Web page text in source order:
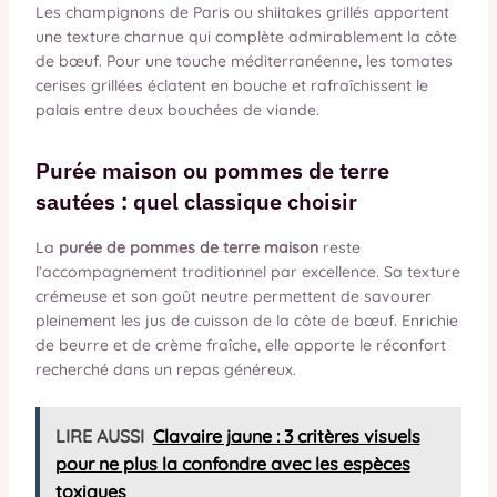
Les champignons de Paris ou shiitakes grillés apportent
une texture charnue qui complète admirablement la côte
de bœuf. Pour une touche méditerranéenne, les tomates
cerises grillées éclatent en bouche et rafraîchissent le
palais entre deux bouchées de viande.
Purée maison ou pommes de terre
sautées : quel classique choisir
La purée de pommes de terre maisonreste
l’accompagnement traditionnel par excellence. Sa texture
crémeuse et son goût neutre permettent de savourer
pleinement les jus de cuisson de la côte de bœuf. Enrichie
de beurre et de crème fraîche, elle apporte le réconfort
recherché dans un repas généreux.
LIRE AUSSI Clavaire jaune : 3 critères visuels
pour ne plus la confondre avec les espèces
toxiques